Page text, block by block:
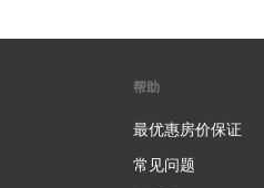
帮助
最优惠房价保证
常见问题